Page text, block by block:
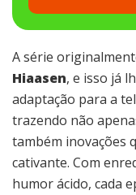
A série
Hiaasen, e isso já
adaptação para a
trazendo não
também inovações
cativante. Com
humor ácido, cada